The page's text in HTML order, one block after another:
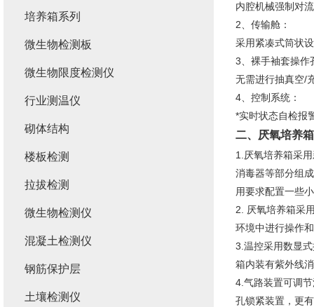
内腔机械强制对
2、传输舱：
采用紧凑式筒状
3、裸手袖套操作
无需进行抽真空/
4、控制系统：
*实时状态自检报
二、 厌氧培养
1.厌氧培养箱采
消毒器等部分组
用要求配置一些
2. 厌氧培养箱采
环境中进行操作
3.温控采用数显
箱内装有紫外线
4.气路装置可调
孔锁紧装置，更
培养箱系列
微生物检测板
微生物限度检测仪
行业测温仪
砌体结构
楼板检测
拉拔检测
微生物检测仪
混凝土检测仪
钢筋保护层
土壤检测仪